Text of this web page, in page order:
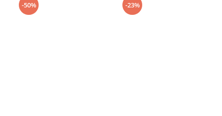
-50% -23%